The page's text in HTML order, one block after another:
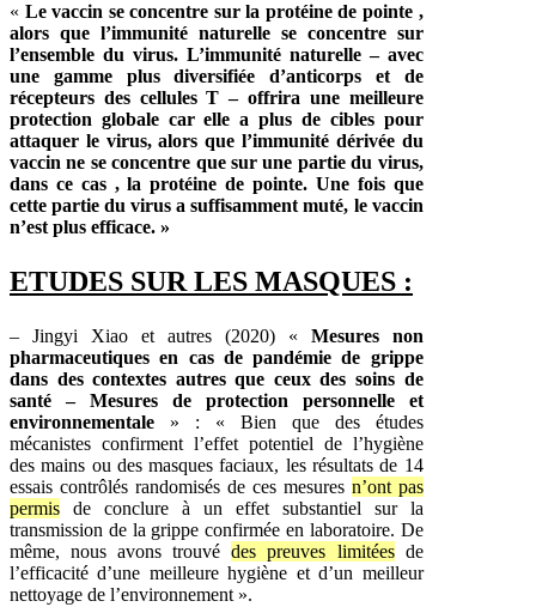
« Le vaccin se concentre sur la protéine de pointe ,
alors que l’immunité naturelle se concentre sur
l’ensemble du virus. L’immunité naturelle – avec
une gamme plus diversifiée d’anticorps et de
récepteurs des cellules T – offrira une meilleure
protection globale car elle a plus de cibles pour
attaquer le virus, alors que l’immunité dérivée du
vaccin ne se concentre que sur une partie du virus,
dans ce cas , la protéine de pointe. Une fois que
cette partie du virus a suffisamment muté, le vaccin
n’est plus efficace. »
ETUDES SUR LES MASQUES :
– Jingyi Xiao et autres (2020) « Mesures non
pharmaceutiques en cas de pandémie de grippe
dans des contextes autres que ceux des soins de
santé – Mesures de protection personnelle et
environnementale » : « Bien que des études
mécanistes confirment l’effet potentiel de l’hygiène
des mains ou des masques faciaux, les résultats de 14
essais contrôlés randomisés de ces mesures n’ont pas
permis de conclure à un effet substantiel sur la
transmission de la grippe confirmée en laboratoire. De
même, nous avons trouvédes preuves limitéesde
l’efficacité d’une meilleure hygiène et d’un meilleur
nettoyage de l’environnement ».